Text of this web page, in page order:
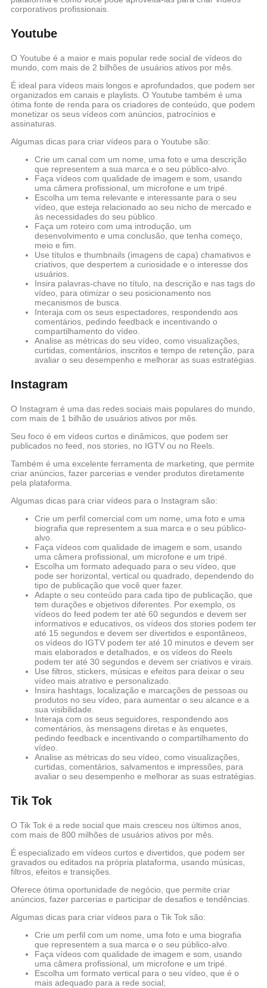
corporativos profissionais.
Youtube
O Youtube é a maior e mais popular rede social de vídeos do
mundo, com mais de 2 bilhões de usuários ativos por mês.
É ideal para vídeos mais longos e aprofundados, que podem ser
organizados em canais e playlists. O Youtube também é uma
ótima fonte de renda para os criadores de conteúdo, que podem
monetizar os seus vídeos com anúncios, patrocínios e
assinaturas.
Algumas dicas para criar vídeos para o Youtube são:
Crie um canal com um nome, uma foto e uma descrição
que representem a sua marca e o seu público-alvo.
Faça vídeos com qualidade de imagem e som, usando
uma câmera profissional, um microfone e um tripé.
Escolha um tema relevante e interessante para o seu
vídeo, que esteja relacionado ao seu nicho de mercado e
às necessidades do seu público.
Faça um roteiro com uma introdução, um
desenvolvimento e uma conclusão, que tenha começo,
meio e fim.
Use títulos e thumbnails (imagens de capa) chamativos e
criativos, que despertem a curiosidade e o interesse dos
usuários.
Insira palavras-chave no título, na descrição e nas tags do
vídeo, para otimizar o seu posicionamento nos
mecanismos de busca.
Interaja com os seus espectadores, respondendo aos
comentários, pedindo feedback e incentivando o
compartilhamento do vídeo.
Analise as métricas do seu vídeo, como visualizações,
curtidas, comentários, inscritos e tempo de retenção, para
avaliar o seu desempenho e melhorar as suas estratégias.
Instagram
O Instagram é uma das redes sociais mais populares do mundo,
com mais de 1 bilhão de usuários ativos por mês.
Seu foco é em vídeos curtos e dinâmicos, que podem ser
publicados no feed, nos stories, no IGTV ou no Reels.
Também é uma excelente ferramenta de marketing, que permite
criar anúncios, fazer parcerias e vender produtos diretamente
pela plataforma.
Algumas dicas para criar vídeos para o Instagram são:
Crie um perfil comercial com um nome, uma foto e uma
biografia que representem a sua marca e o seu público-
alvo.
Faça vídeos com qualidade de imagem e som, usando
uma câmera profissional, um microfone e um tripé.
Escolha um formato adequado para o seu vídeo, que
pode ser horizontal, vertical ou quadrado, dependendo do
tipo de publicação que você quer fazer.
Adapte o seu conteúdo para cada tipo de publicação, que
tem durações e objetivos diferentes. Por exemplo, os
vídeos do feed podem ter até 60 segundos e devem ser
informativos e educativos, os vídeos dos stories podem ter
até 15 segundos e devem ser divertidos e espontâneos,
os vídeos do IGTV podem ter até 10 minutos e devem ser
mais elaborados e detalhados, e os vídeos do Reels
podem ter até 30 segundos e devem ser criativos e virais.
Use filtros, stickers, músicas e efeitos para deixar o seu
vídeo mais atrativo e personalizado.
Insira hashtags, localização e marcações de pessoas ou
produtos no seu vídeo, para aumentar o seu alcance e a
sua visibilidade.
Interaja com os seus seguidores, respondendo aos
comentários, às mensagens diretas e às enquetes,
pedindo feedback e incentivando o compartilhamento do
vídeo.
Analise as métricas do seu vídeo, como visualizações,
curtidas, comentários, salvamentos e impressões, para
avaliar o seu desempenho e melhorar as suas estratégias.
Tik Tok
O Tik Tok é a rede social que mais cresceu nos últimos anos,
com mais de 800 milhões de usuários ativos por mês.
É especializado em vídeos curtos e divertidos, que podem ser
gravados ou editados na própria plataforma, usando músicas,
filtros, efeitos e transições.
Oferece ótima oportunidade de negócio, que permite criar
anúncios, fazer parcerias e participar de desafios e tendências.
Algumas dicas para criar vídeos para o Tik Tok são:
Crie um perfil com um nome, uma foto e uma biografia
que representem a sua marca e o seu público-alvo.
Faça vídeos com qualidade de imagem e som, usando
uma câmera profissional, um microfone e um tripé.
Escolha um formato vertical para o seu vídeo, que é o
mais adequado para a rede social;